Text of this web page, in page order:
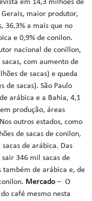
em 14,3 milhões de
maior produtor,
36,3% a mais que no
e 0,9% de conilon.
nacional de conillon,
com aumento de
de sacas) e queda
de sacas). São Paulo
arábica e a Bahia, 4,1
produção, áreas
outros estados, como
de sacas de conilon,
de arábica. Das
sair 346 mil sacas de
também de arábica e, de
Mercado– O
café mesmo nesta